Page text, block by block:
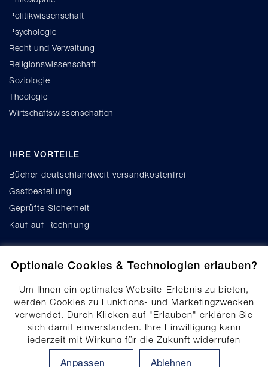
Optionale Cookies & Technologien erlauben?
Um Ihnen ein optimales Website-Erlebnis zu bieten,
werden Cookies zu Funktions- und Marketingzwecken
verwendet. Durch Klicken auf "Erlauben" erklären Sie
sich damit einverstanden. Ihre Einwilligung kann
jederzeit mit Wirkung für die Zukunft widerrufen
werden. Ihre Einwilligungs-Einstellungen können durch
Klicken auf "Anpassen" angepasst werden. Weitere
Anpassen Ablehnen
Politikwissenschaft
Psychologie
Recht und Verwaltung
Religionswissenschaft
Soziologie
Theologie
Wirtschaftswissenschaften
IHRE VORTEILE
Bücher deutschlandweit versandkostenfrei
Gastbestellung
Geprüfte Sicherheit
Kauf auf Rechnung
Cookie-Einstellungen
Datenschutz
Produktsicherheit